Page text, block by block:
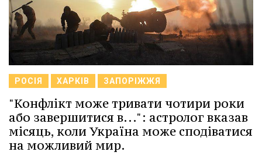
РОСІЯ ХАРКІВ ЗАПОРІЖЖЯ
"Конфлікт може тривати чотири роки
або завершитися в...": астролог вказав
місяць, коли Україна може сподіватися
на можливий мир.